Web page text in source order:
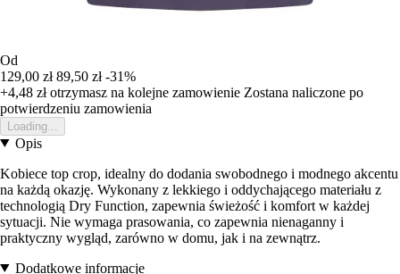
Od
129,00 zł 89,50 zł -31%
+4,48 złotrzymasz na kolejne zamowienie Zostana naliczone po
potwierdzeniu zamowienia
Loading...
Opis
Kobiece top crop, idealny do dodania swobodnego i modnego akcentu
na każdą okazję. Wykonany z lekkiego i oddychającego materiału z
technologią Dry Function, zapewnia świeżość i komfort w każdej
sytuacji. Nie wymaga prasowania, co zapewnia nienaganny i
praktyczny wygląd, zarówno w domu, jak i na zewnątrz.
Dodatkowe informacje